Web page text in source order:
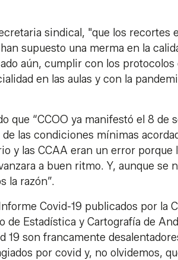
sindical, "que los recortes
supuesto una merma en la
aún, cumplir con los
en las aulas y con la
que “CCOO ya manifestó el 8
las condiciones mínimas
y las CCAA eran un error
a buen ritmo. Y, aunque se
la razón”.
Covid-19 publicados por la
Estadística y Cartografía de
19 son francamente
por covid y, no olvidemos,